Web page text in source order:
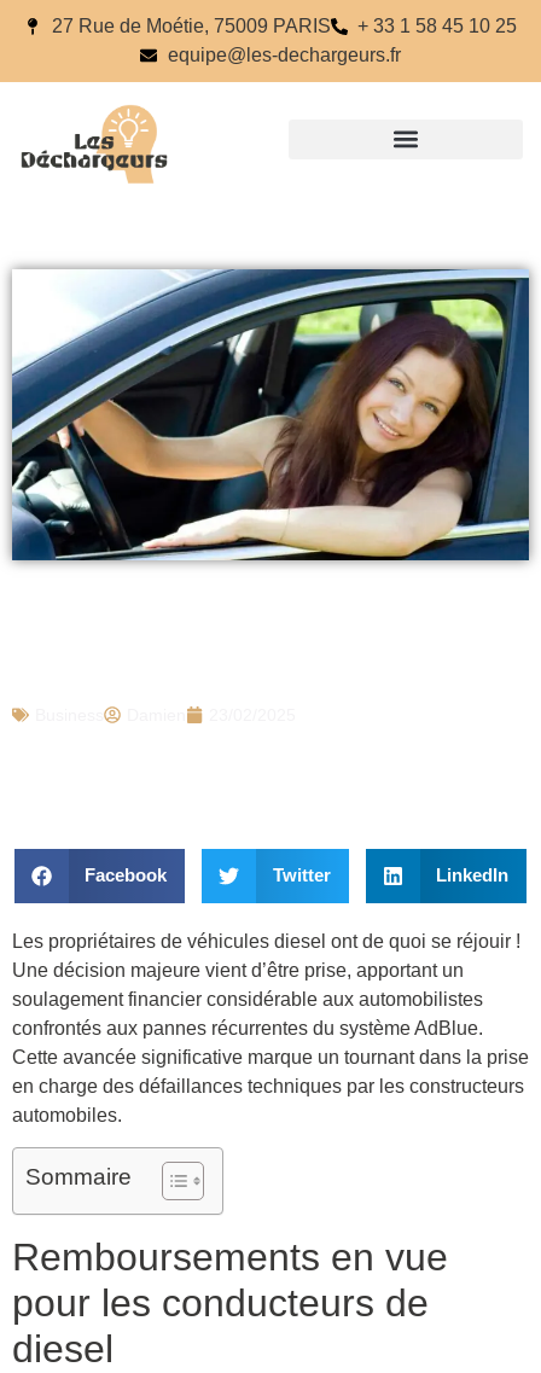
27 Rue de Moétie, 75009 PARIS
+ 33 1 58 45 10 25
equipe@les-dechargeurs.fr
Facebook Twitter LinkedIn
Les propriétaires de véhicules diesel ont de quoi se réjouir !
Une décision majeure vient d’être prise, apportant un
soulagement financier considérable aux automobilistes
confrontés aux pannes récurrentes du système AdBlue.
Cette avancée significative marque un tournant dans la prise
en charge des défaillances techniques par les constructeurs
automobiles.
Sommaire
Remboursements en vue
pour les conducteurs de
diesel